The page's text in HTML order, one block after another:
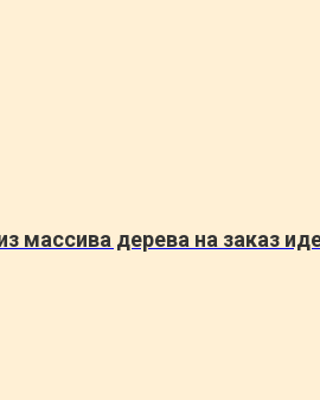
массива дерева на заказ